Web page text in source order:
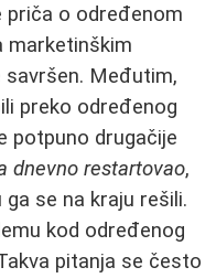
priča o određenom
marketinškim
savršen. Međutim,
preko određenog
potpuno drugačije
dnevno restartovao,
se na kraju rešili.
kod određenog
pitanja se često